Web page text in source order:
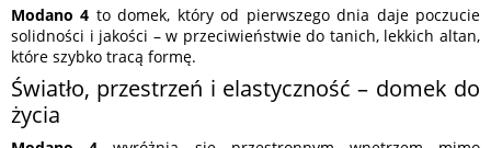
Modano 4 to domek, który od pierwszego dnia daje poczucie
solidności i jakości – w przeciwieństwie do tanich, lekkich altan,
które szybko tracą formę.
Światło, przestrzeń i elastyczność – domek do
życia